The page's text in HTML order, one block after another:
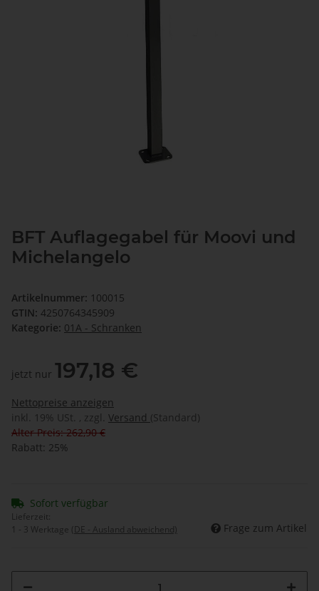
BFT Auflagegabel für Moovi und
Michelangelo
Artikelnummer: 100015
GTIN: 4250764345909
Kategorie: 01A - Schranken
jetzt nur 197,18 €
Nettopreise anzeigen
inkl. 19% USt. , zzgl. Versand (Standard)
Alter Preis: 262,90 €
Rabatt: 25%
Sofort verfügbar
Lieferzeit:
1 - 3 Werktage (DE - Ausland abweichend) Frage zum Artikel